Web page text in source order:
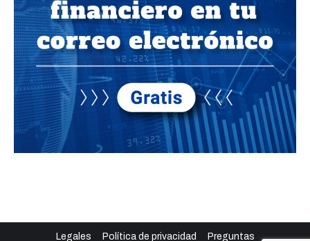
Legales Política de privacidad Preguntas